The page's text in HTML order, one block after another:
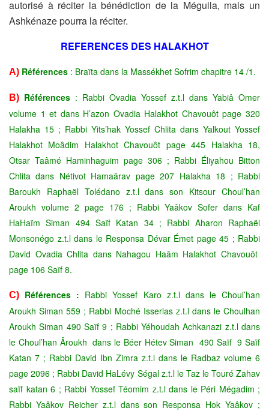
autorisé à réciter labénédiction de la Méguila, mais un
Ashkénaze pourra la réciter.
REFERENCES DES HALAKHOT
A) Références : Braïta dans la Massékhet Sofrim chapitre 14 /1.
B) Références : Rabbi Ovadia Yossef z.t.l dans Yabiâ Omer
volume 1 et dans H’azon Ovadia Halakhot Chavouôt page 320
Halakha 15 ; Rabbi Yits’hak Yossef Chlita dans Yalkout Yossef
Halakhot Moâdim Halakhot Chavouôt page 445 Halakha 18,
Otsar Taâmé Haminhaguim page 306 ; Rabbi Éliyahou Bitton
Chlita dans Nétivot Hamaârav page 207 Halakha 18 ; Rabbi
Baroukh Raphaël Tolédano z.t.l dans son Kitsour Choul’han
Aroukh volume 2 page 176 ; Rabbi Yaâkov Sofer dans Kaf
HaHaïm Siman 494 Saïf Katan 34 ; Rabbi Aharon Raphaël
Monsonégo z.t.l dans le Responsa Dévar Émet page 45 ; Rabbi
David Ovadia Chlita dans Nahagou Haâm Halakhot Chavouôt
page 106 Saïf 8.
C) Références : Rabbi Yossef Karo z.t.l dans le Choul’han
Aroukh Siman 559 ; Rabbi Moché Isserlas z.t.l dans le Choulhan
Aroukh Siman 490 Saïf 9 ; Rabbi Yéhoudah Achkanazi z.t.l dans
le Choul’han Âroukh dans le Béer Hétev Siman 490 Saïf 9 Saïf
Katan 7 ; Rabbi David Ibn Zimra z.t.l dans le Radbaz volume 6
page 2096 ; Rabbi David HaLévy Ségal z.t.l le Taz le Touré Zahav
saïf katan 6 ; Rabbi Yossef Téomim z.t.l dans le Péri Mégadim ;
Rabbi Yaâkov Reicher z.t.l dans son Responsa Hok Yaâkov ;